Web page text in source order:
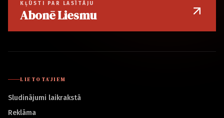
KĻŪSTI PAR LASĪTĀJU
Abonē Liesmu
LIETOTĀJIEM
Sludinājumi laikrakstā
Reklāma